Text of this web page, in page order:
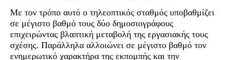
Με τον τρόπο αυτό ο τηλεοπτικός σταθμός υποβαθμίζει
σε μέγιστο βαθμό τους δύο δημοσιογράφους
επιχειρώντας βλαπτική μεταβολή της εργασιακής τους
σχέσης. Παράλληλα αλλοιώνει σε μέγιστο βαθμό τον
ενημερωτικό χαρακτήρα της εκπομπής και την